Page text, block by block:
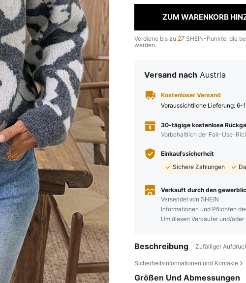
ZUM WARENKORB
Verdiene bis zu 27 SHEIN-Punkte, die
werden.
Versand nach Austria
Kostenloser Versand
Voraussichtliche Lieferung: 6-
30-tägige kostenlose
Vorbehaltlich der Fair-Use-
Einkaufssicherheit
Sichere Zahlungen
Verkauft durch den
Versendet von SHEIN
Informationen und Pflichten
Beschreibung Zufälliger
Sicherheitsinformationen und Kontakte
Größen Und Abmessungen
4,85 33K